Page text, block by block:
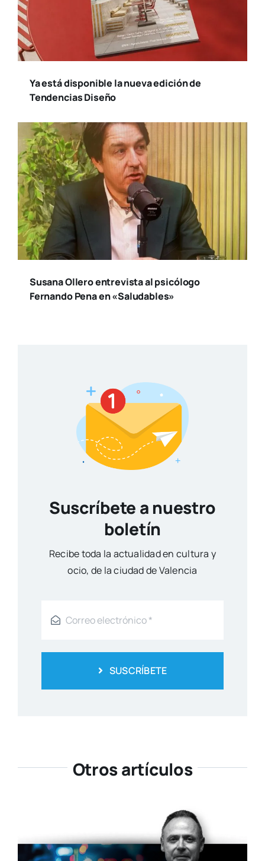
Ya está disponible la nueva edición de
Tendencias Diseño
Susana Ollero entrevista al psicólogo
Fernando Pena en «Saludables»
Suscríbete a nuestro
boletín
Reci­be toda la actua­li­dad en cul­tu­ra y
ocio, de la ciu­dad de Valen­cia
SUSCRÍBETE
Otros artículos